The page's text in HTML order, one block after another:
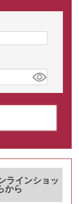
ラインショッ
から